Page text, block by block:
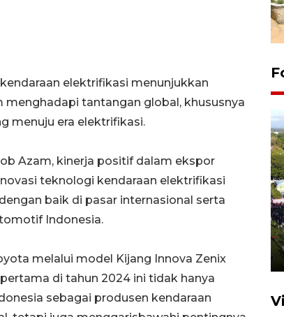
elektrifikasi menunjukkan
tantangan global, khususnya
menuju era elektrifikasi.
Azam, kinerja positif dalam ekspor
teknologi kendaraan elektrifikasi
baik di pasar internasional serta
Indonesia.
melalui model Kijang Innova Zenix
di tahun 2024 ini tidak hanya
sebagai produsen kendaraan
UPACARA HUT KE-78
REPUBLIK INDONESIA DI
17 Agustus 2023 15:58